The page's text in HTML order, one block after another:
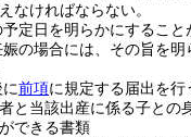
なければならない。
定日を明らかにすること
娠の場合には、その旨を
前項に規定する届出を行
と当該出産に係る子との
できる書類